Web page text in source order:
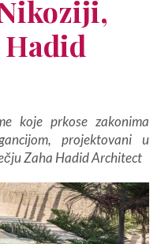
koje prkose zakonima
projektovani u
Zaha Hadid Architect